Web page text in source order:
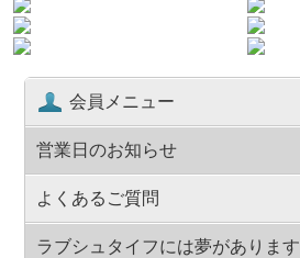
会員メニュー
営業日のお知らせ
よくあるご質問
ラブシュタイフには夢があります